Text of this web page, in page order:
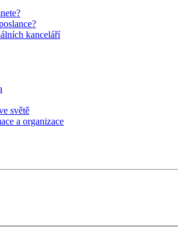
kanceláří
světě
a organizace